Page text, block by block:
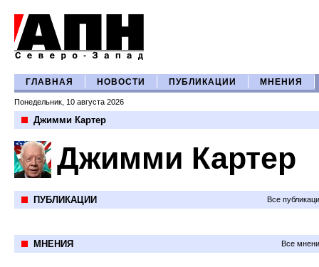
ГЛАВНАЯ НОВОСТИ ПУБЛИКАЦИИ МНЕНИЯ
Понедельник, 10 августа 2026
Джимми Картер
Джимми Картер
ПУБЛИКАЦИИ Все
МНЕНИЯ Все